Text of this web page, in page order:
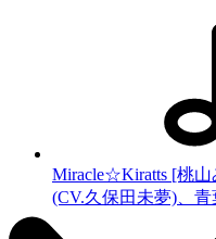
Miracle☆Kiratts [桃山
(CV.久保田未夢)、 青